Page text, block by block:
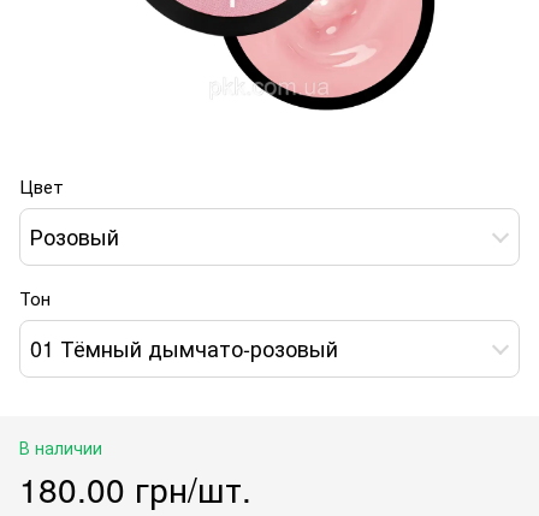
Цвет
Розовый
Тон
01 Тёмный дымчато-розовый
В наличии
180.00 грн/шт.